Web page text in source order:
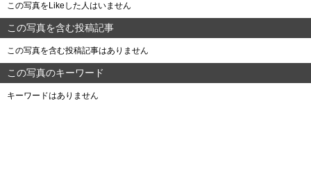
この写真をLikeした人はいません
この写真を含む投稿記事
この写真を含む投稿記事はありません
この写真のキーワード
キーワードはありません